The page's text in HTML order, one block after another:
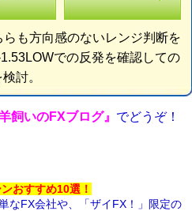
も方向感のないレンジ判断を
での反発を確認しての
討。
羊飼いのFXブログ』 でどうぞ！
おすすめ10選！
なFX会社や、「ザイFX！」限定の